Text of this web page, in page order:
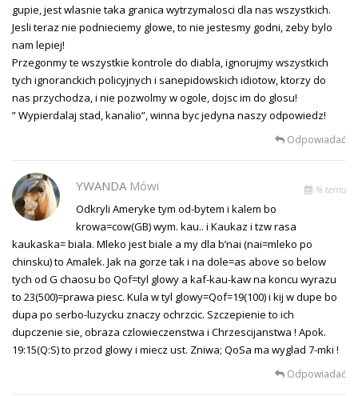
gupie, jest wlasnie taka granica wytrzymalosci dla nas wszystkich.
Jesli teraz nie podnieciemy glowe, to nie jestesmy godni, zeby bylo
nam lepiej!
Przegonmy te wszystkie kontrole do diabla, ignorujmy wszystkich
tych ignoranckich policyjnych i sanepidowskich idiotow, ktorzy do
nas przychodza, i nie pozwolmy w ogole, dojsc im do glosu!
” Wypierdalaj stad, kanalio”, winna byc jedyna naszy odpowiedz!
Odpowiadać
YWANDA Mówi % temu
Odkryli Ameryke tym od-bytem i kalem bo
krowa=cow(GB) wym. kau.. i Kaukaz i tzw rasa
kaukaska= biala. Mleko jest biale a my dla b’nai (nai=mleko po
chinsku) to Amalek. Jak na gorze tak i na dole=as above so below
tych od G chaosu bo Qof=tyl glowy a kaf-kau-kaw na koncu wyrazu
to 23(500)=prawa piesc. Kula w tyl glowy=Qof=19(100) i kij w dupe bo
dupa po serbo-luzycku znaczy ochrzcic. Szczepienie to ich
dupczenie sie, obraza czlowieczenstwa i Chrzescijanstwa ! Apok.
19:15(Q:S) to przod glowy i miecz ust. Zniwa; QoSa ma wyglad 7-mki !
Odpowiadać